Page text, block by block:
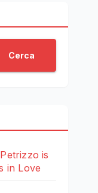
Cerca
is
in Love